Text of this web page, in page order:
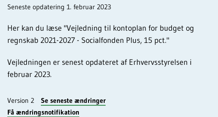
Seneste opdatering 1. februar 2023
Her kan du læse "Vejledning til kontoplan for budget og
regnskab 2021-2027 - Socialfonden Plus, 15 pct."
Vejledningen er senest opdateret af Erhvervsstyrelsen i
februar 2023.
Version 2 Se seneste ændringer
Få ændringsnotifikation